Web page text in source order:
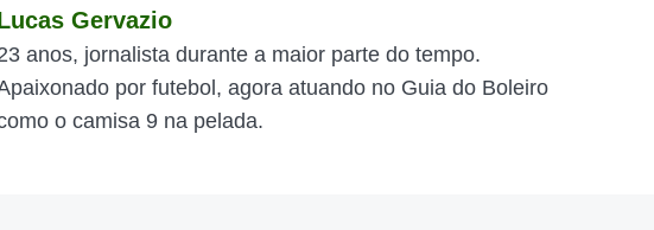
Gervazio
anos, jornalista durante a maior parte do tempo.
por futebol, agora atuando no Guia do Boleiro
o camisa 9 na pelada.